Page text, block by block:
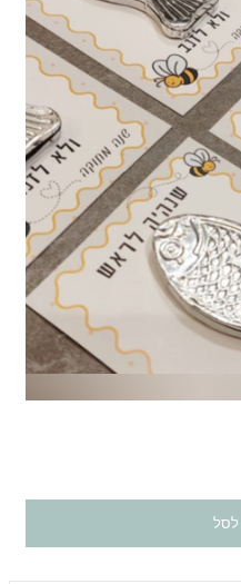
לסל